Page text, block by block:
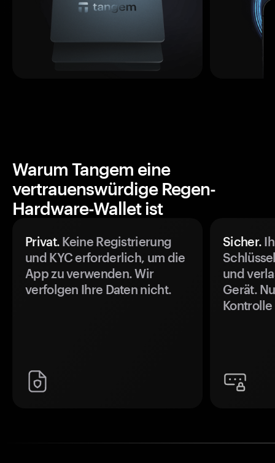
Warum Tangem eine
vertrauenswürdige Regen-
Hardware-Wallet ist
Privat. Keine Registrierung
und KYC erforderlich, um die
App zu verwenden. Wir
verfolgen Ihre Daten nicht.
Sicher.
und
Gerät.